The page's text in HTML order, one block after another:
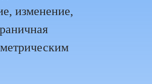
изменение,